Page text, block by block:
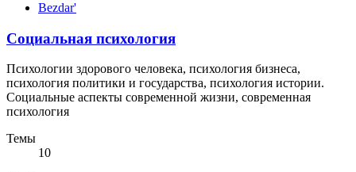
Bezdar'
Социальная психология
Психологии здорового человека, психология бизнеса,
психология политики и государства, психология истории.
Социальные аспекты современной жизни, современная
психология
Темы
10